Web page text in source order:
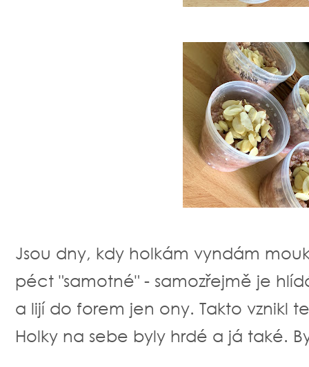
Jsou dny, kdy holkám vyndám
péct "samotné" - samozřejmě je
a lijí do forem jen ony. Takto vznikl
Holky na sebe byly hrdé a já také.